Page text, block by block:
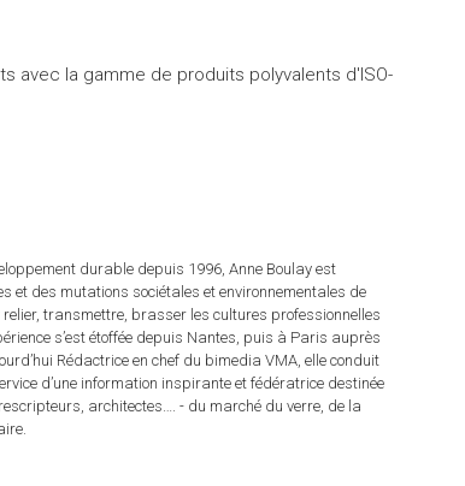
avec la gamme de produits polyvalents d'ISO-
durable depuis 1996, Anne Boulay est
et des mutations sociétales et environnementales de
relier, transmettre, brasser les cultures professionnelles
s’est étoffée depuis Nantes, puis à Paris auprès
Rédactrice en chef du bimedia VMA, elle conduit
d’une information inspirante et fédératrice destinée
architectes…. - du marché du verre, de la